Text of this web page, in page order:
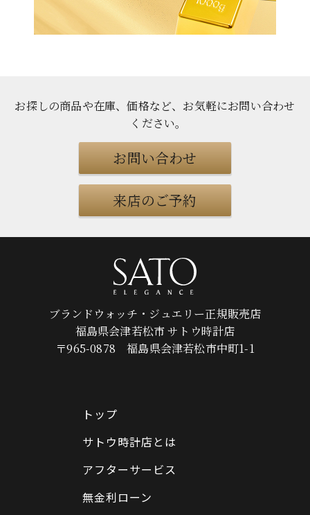
お探しの商品や在庫、価格など、お気軽にお問い合わせ
ください。
お問い合わせ
来店のご予約
ブランドウォッチ・ジュエリー正規販売店
福島県会津若松市 サトウ時計店
〒965-0878 福島県会津若松市中町1-1
トップ
サトウ時計店とは
アフターサービス
無金利ローン